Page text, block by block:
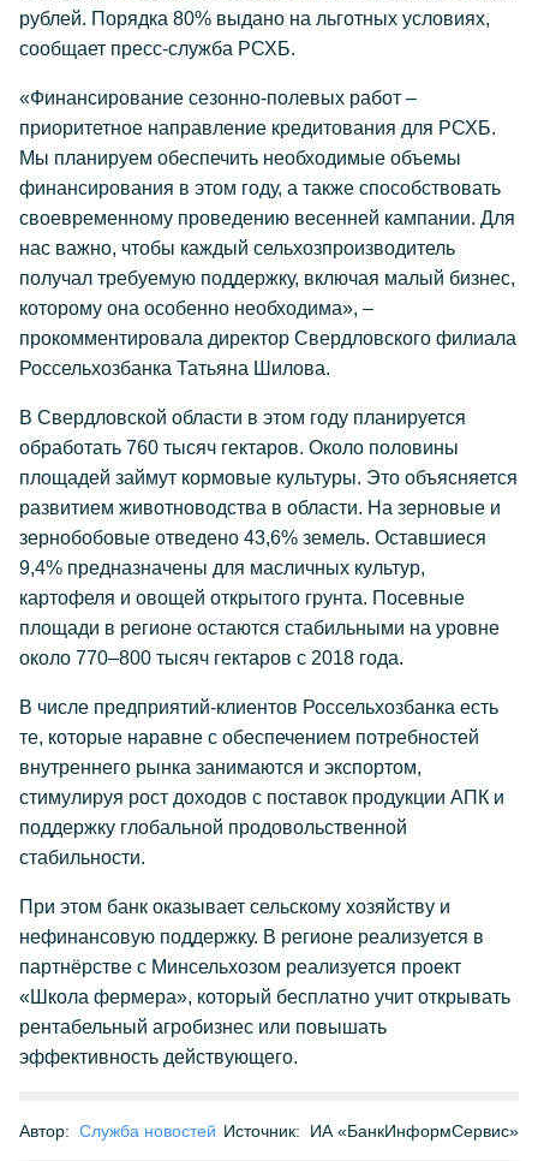
рублей. Порядка 80% выдано на льготных условиях,
сообщает пресс-служба РСХБ.
«Финансирование сезонно-полевых работ –
приоритетное направление кредитования для РСХБ.
Мы планируем обеспечить необходимые объемы
финансирования в этом году, а также способствовать
своевременному проведению весенней кампании. Для
нас важно, чтобы каждый сельхозпроизводитель
получал требуемую поддержку, включая малый бизнес,
которому она особенно необходима», –
прокомментировала директор Свердловского филиала
Россельхозбанка Татьяна Шилова.
В Свердловской области в этом году планируется
обработать 760 тысяч гектаров. Около половины
площадей займут кормовые культуры. Это объясняется
развитием животноводства в области. На зерновые и
зернобобовые отведено 43,6% земель. Оставшиеся
9,4% предназначены для масличных культур,
картофеля и овощей открытого грунта. Посевные
площади в регионе остаются стабильными на уровне
около 770–800 тысяч гектаров с 2018 года.
В числе предприятий-клиентов Россельхозбанка есть
те, которые наравне с обеспечением потребностей
внутреннего рынка занимаются и экспортом,
стимулируя рост доходов с поставок продукции АПК и
поддержку глобальной продовольственной
стабильности.
При этом банк оказывает сельскому хозяйству и
нефинансовую поддержку. В регионе реализуется в
партнёрстве с Минсельхозом реализуется проект
«Школа фермера», который бесплатно учит открывать
рентабельный агробизнес или повышать
эффективность действующего.
Автор: Служба новостей Источник: ИА «БанкИнформСервис»